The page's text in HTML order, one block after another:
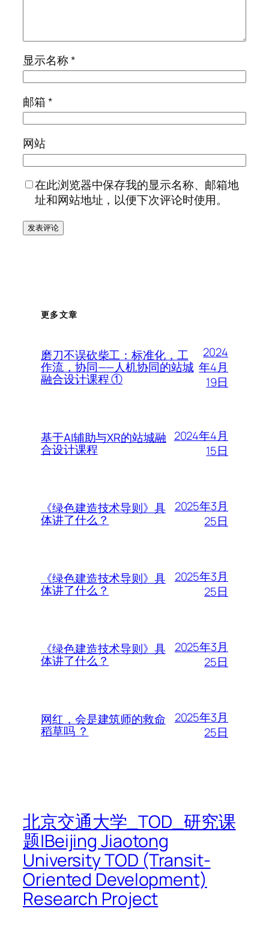
显示名称*
邮箱*
网站
在此浏览器中保存我的显示名称、邮箱地
址和网站地址，以便下次评论时使用。
更多文章
磨刀不误砍柴工：标准化，工
作流，协同——人机协同的站城
融合设计课程 ①
2024
年4月
19日
基于AI辅助与XR的站城融
合设计课程
2024年4月
15日
《绿色建造技术导则》具
体讲了什么？
2025年3月
25日
《绿色建造技术导则》具
体讲了什么？
2025年3月
25日
《绿色建造技术导则》具
体讲了什么？
2025年3月
25日
网红，会是建筑师的救命
稻草吗 ？
2025年3月
25日
北京交通大学_TOD_研究课
题|Beijing Jiaotong
University TOD (Transit-
Oriented Development)
Research Project